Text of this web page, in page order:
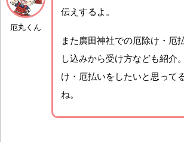
厄丸くん
伝えするよ。
また廣田神社での厄除け・厄
し込みから受け方なども紹介
け・厄払いをしたいと思って
ね。